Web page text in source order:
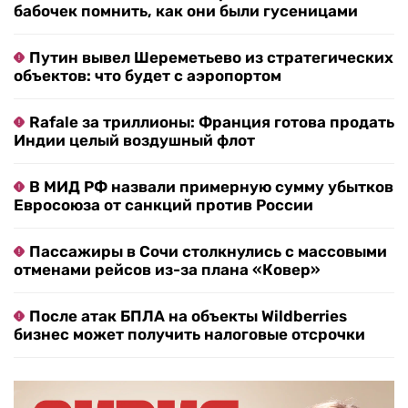
бабочек помнить, как они были гусеницами
Путин вывел Шереметьево из стратегических
объектов: что будет с аэропортом
Rafale за триллионы: Франция готова продать
Индии целый воздушный флот
В МИД РФ назвали примерную сумму убытков
Евросоюза от санкций против России
Пассажиры в Сочи столкнулись с массовыми
отменами рейсов из-за плана «Ковер»
После атак БПЛА на объекты Wildberries
бизнес может получить налоговые отсрочки